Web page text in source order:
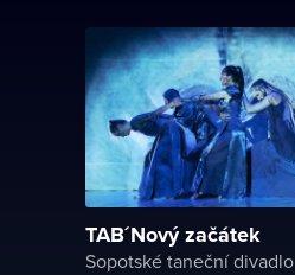
TAB´Nový začátek
Sopotské taneční divadlo